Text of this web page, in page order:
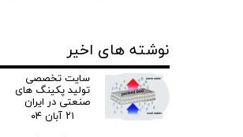
نوشته های اخیر
سایت تخصصی
تولید پکینگ های
صنعتی در ایران
۲۱ آبان ۰۴